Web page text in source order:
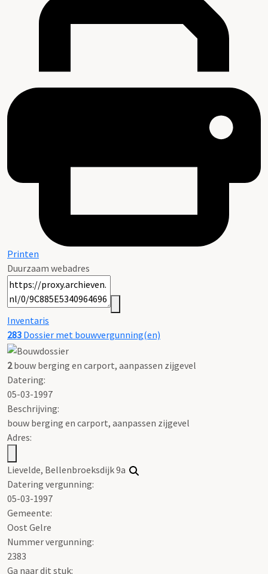
Printen
Duurzaam webadres
Inventaris
283 Dossier met bouwvergunning(en)
2bouw berging en carport, aanpassen zijgevel
Datering:
05-03-1997
Beschrijving:
bouw berging en carport, aanpassen zijgevel
Adres:
Lievelde, Bellenbroeksdijk 9a
Datering vergunning:
05-03-1997
Gemeente:
Oost Gelre
Nummer vergunning:
2383
Ga naar dit stuk: